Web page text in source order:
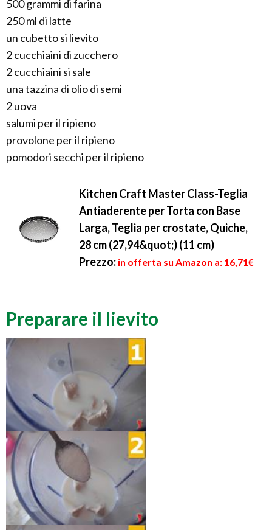
500 grammi di farina
250 ml di latte
un cubetto si lievito
2 cucchiaini di zucchero
2 cucchiaini si sale
una tazzina di olio di semi
2 uova
salumi per il ripieno
provolone per il ripieno
pomodori secchi per il ripieno
Kitchen Craft Master Class-Teglia
Antiaderente per Torta con Base
Larga, Teglia per crostate, Quiche,
28 cm (27,94&quot;) (11 cm)
Prezzo: in offerta su Amazon a: 16,71€
Preparare il lievito